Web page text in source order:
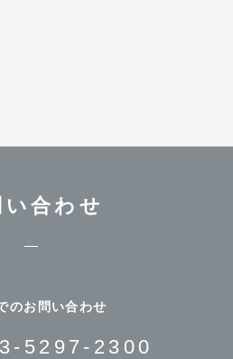
い合わせ
のお問い合わせ
5297-2300